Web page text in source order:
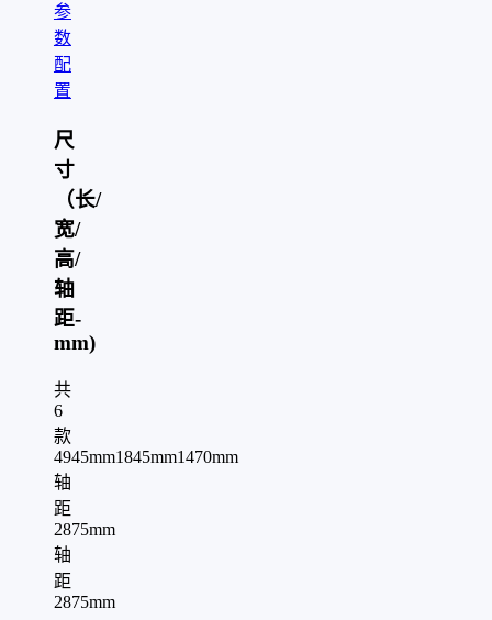
参
数
配
置
尺
寸
（长/
宽/
高/
轴
距-
mm)
共
6
款
4945mm1845mm1470mm
轴
距
2875mm
轴
距
2875mm